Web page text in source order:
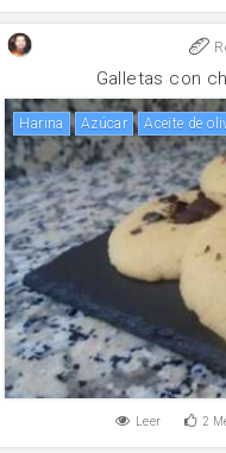
Galletas con
harina Azúcar aceite de
Leer 2